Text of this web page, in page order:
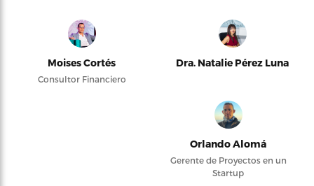
Moises Cortés
Consultor Financiero
Dra. Natalie Pérez Luna
Orlando Alomá
Gerente de Proyectos en un
Startup